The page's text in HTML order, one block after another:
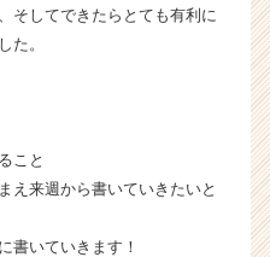
そしてできたらとても有利に
た。
こと
え来週から書いていきたいと
書いていきます！